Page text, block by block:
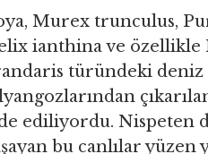
Murex trunculus,
ianthina ve özellikle
türündeki deniz
ediliyordu. Nispeten
bu canlılar yüzen